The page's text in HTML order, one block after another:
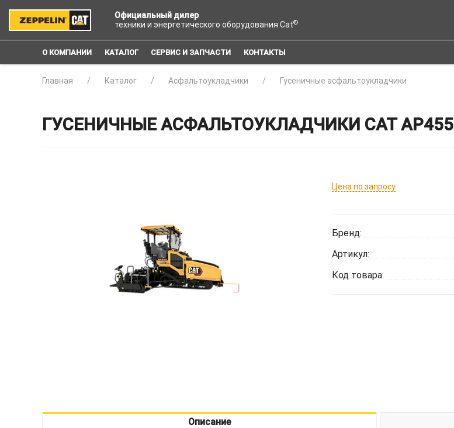
Официальный дилер
техники и энергетического оборудования Cat®
О КОМПАНИИ КАТАЛОГ СЕРВИС И ЗАПЧАСТИ КОНТАКТЫ
Главная Каталог Асфальтоукладчики Гусеничные асфальтоукладчики
ГУСЕНИЧНЫЕ АСФАЛЬТОУКЛАДЧИКИ CAT AP455
Цена по запросу
Бренд:
Артикул:
Код товара:
Описание